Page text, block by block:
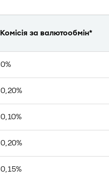
Комісія за валютообмін*
0%
0,20%
0,10%
0,20%
0,15%